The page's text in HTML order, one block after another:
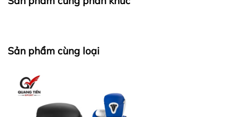
Sản phẩm cùng loại